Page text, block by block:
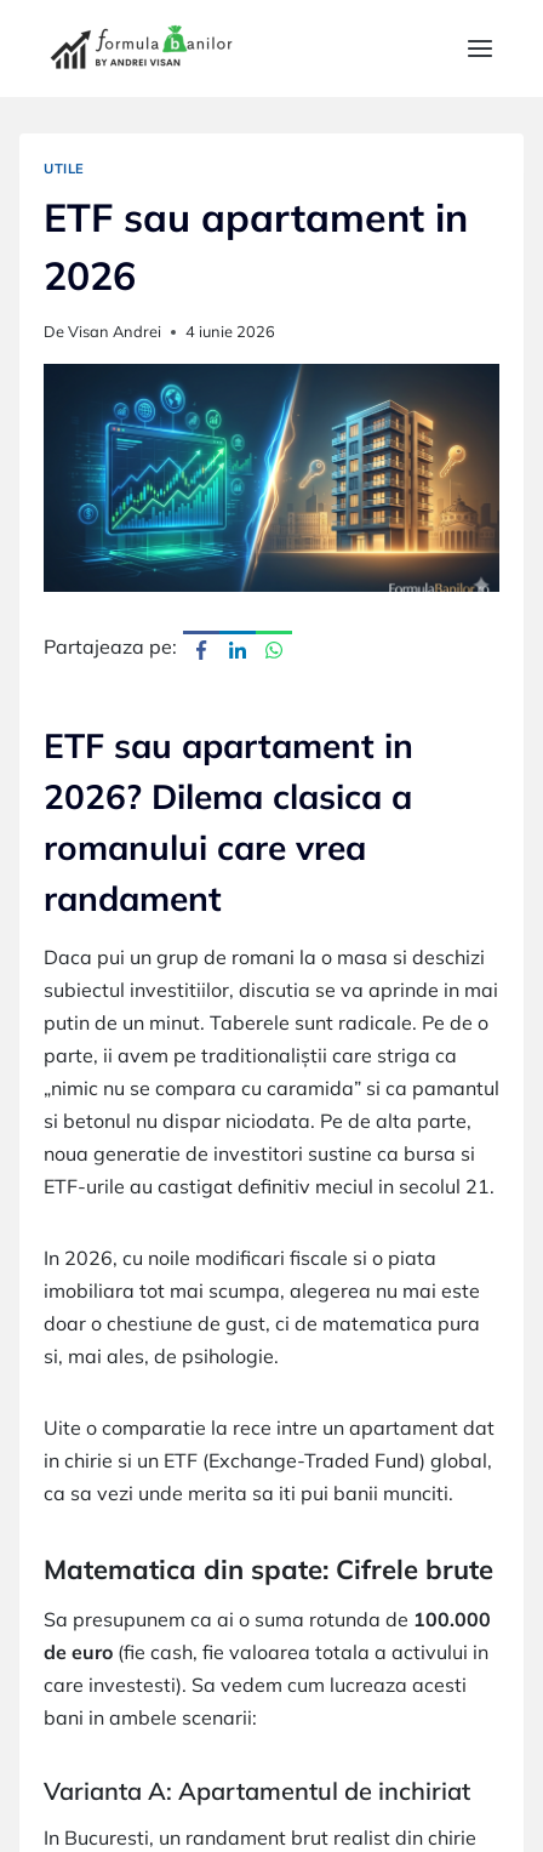
UTILE
ETF sau apartament in
2026
DeVisan Andrei 4 iunie 2026
Partajeaza pe:
ETF sau apartament in
2026? Dilema clasica a
romanului care vrea
randament
Daca pui un grup de romani la o masa si deschizi
subiectul investitiilor, discutia se va aprinde in mai
putin de un minut. Taberele sunt radicale. Pe de o
parte, ii avem pe traditionaliștii care striga ca
„nimic nu se compara cu caramida” si ca pamantul
si betonul nu dispar niciodata. Pe de alta parte,
noua generatie de investitori sustine ca bursa si
ETF-urile au castigat definitiv meciul in secolul 21.
In 2026, cu noile modificari fiscale si o piata
imobiliara tot mai scumpa, alegerea nu mai este
doar o chestiune de gust, ci de matematica pura
si, mai ales, de psihologie.
Uite o comparatie la rece intre un apartament dat
in chirie si un ETF (Exchange-Traded Fund) global,
ca sa vezi unde merita sa iti pui banii munciti.
Matematica din spate: Cifrele brute
Sa presupunem ca ai o suma rotunda de 100.000
de euro (fie cash, fie valoarea totala a activului in
care investesti). Sa vedem cum lucreaza acesti
bani in ambele scenarii:
Varianta A: Apartamentul de inchiriat
In Bucuresti, un randament brut realist din chirie